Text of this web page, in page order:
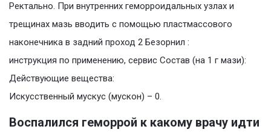
Ректально. При внутренних геморроидальных узлах и
трещинах мазь вводить с помощью пластмассового
наконечника в задний проход 2 Безорнил :
инструкция по применению, сервис Состав (на 1 г мази):
Действующие вещества:
Искусственный мускус (мускон) – 0.
Воспалился геморрой к какому врачу идти